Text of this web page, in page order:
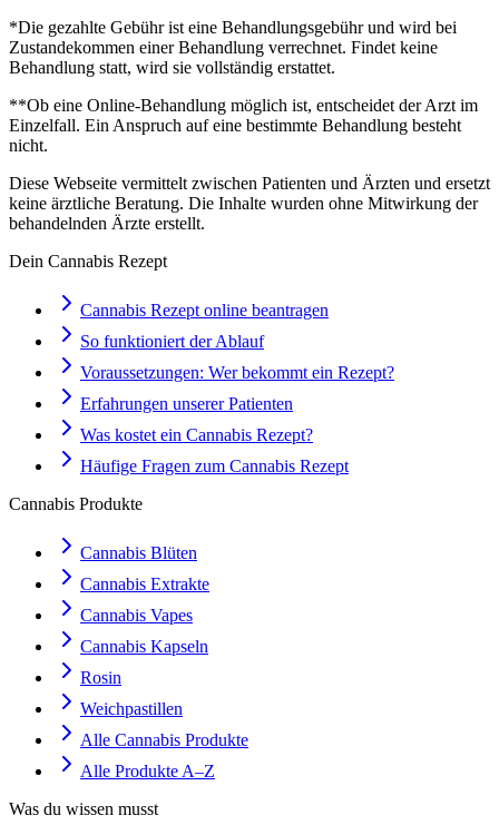
*Die gezahlte Gebühr ist eine Behandlungsgebühr und wird bei
Zustandekommen einer Behandlung verrechnet. Findet keine
Behandlung statt, wird sie vollständig erstattet.
**Ob eine Online-Behandlung möglich ist, entscheidet der Arzt im
Einzelfall. Ein Anspruch auf eine bestimmte Behandlung besteht
nicht.
Diese Webseite vermittelt zwischen Patienten und Ärzten und ersetzt
keine ärztliche Beratung. Die Inhalte wurden ohne Mitwirkung der
behandelnden Ärzte erstellt.
Dein Cannabis Rezept
Cannabis Rezept online beantragen
So funktioniert der Ablauf
Voraussetzungen: Wer bekommt ein Rezept?
Erfahrungen unserer Patienten
Was kostet ein Cannabis Rezept?
Häufige Fragen zum Cannabis Rezept
Cannabis Produkte
Cannabis Blüten
Cannabis Extrakte
Cannabis Vapes
Cannabis Kapseln
Rosin
Weichpastillen
Alle Cannabis Produkte
Alle Produkte A–Z
Was du wissen musst